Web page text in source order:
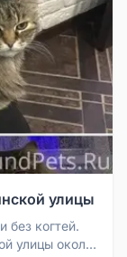
улицы
без когтей.
улицы около